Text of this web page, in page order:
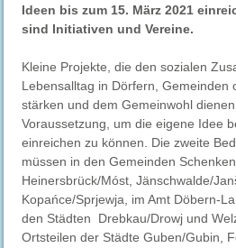
Ideen bis zum 15. März 2021
sind Initiativen und Vereine.
Kleine Projekte, die den sozialen
Lebensalltag in Dörfern, Gemeinden
stärken und dem Gemeinwohl
Voraussetzung, um die eigene Idee
einreichen zu können. Die zweite
müssen in den Gemeinden
Heinersbrück/Móst, Jänschwalde/
Kopańce/Sprjewja, im Amt Döbern-
den Städten Drebkau/Drowj und
Ortsteilen der Städte Guben/Gubin,